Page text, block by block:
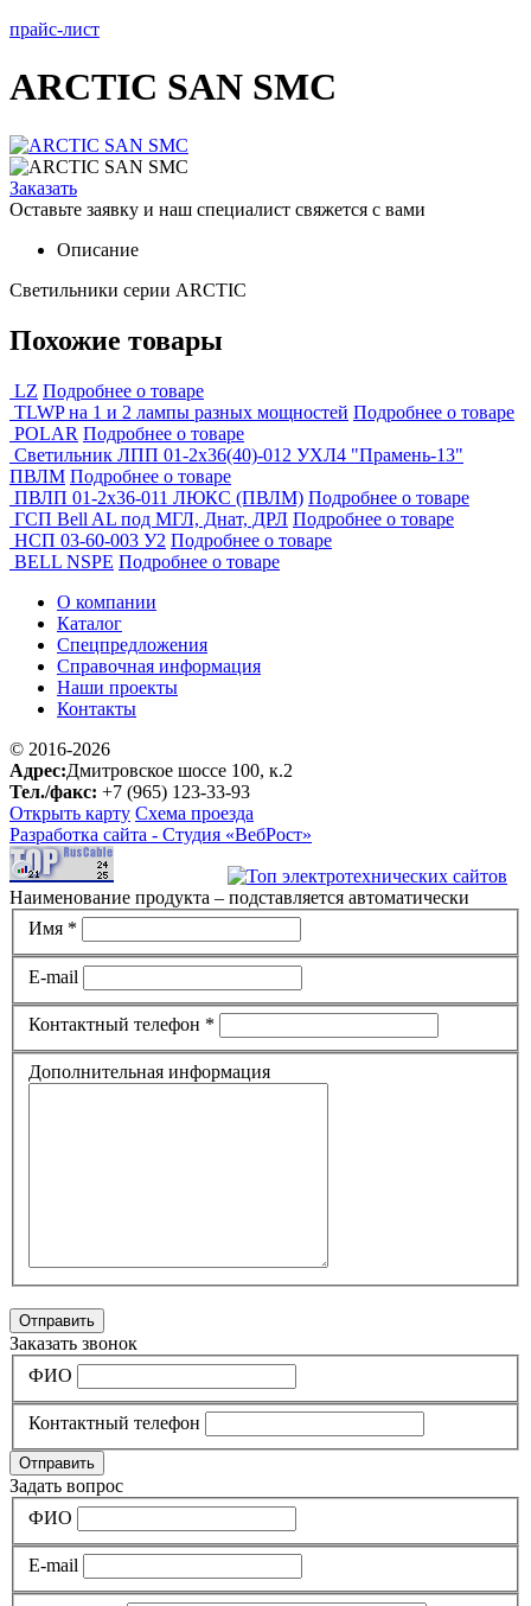
прайс-лист
ARCTIC SAN SMC
Заказать
Оставьте заявку и наш специалист свяжется с вами
Описание
Светильники серии ARCTIC
Похожие товары
LZ Подробнее о товаре
TLWP на 1 и 2 лампы разных мощностей Подробнее о товаре
POLAR Подробнее о товаре
Светильник ЛПП 01-2х36(40)-012 УХЛ4 "Прамень-13"
ПВЛМ Подробнее о товаре
ПВЛП 01-2x36-011 ЛЮКС (ПВЛМ) Подробнее о товаре
ГСП Bell AL под МГЛ, Днат, ДРЛ Подробнее о товаре
НСП 03-60-003 У2 Подробнее о товаре
BELL NSPE Подробнее о товаре
О компании
Каталог
Спецпредложения
Справочная информация
Наши проекты
Контакты
© 2016-2026
Адрес:Дмитровское шоссе 100, к.2
Тел./факс: +7 (965) 123-33-93
Открыть карту Схема проезда
Разработка сайта - Студия «ВебРост»
Наименование продукта – подставляется автоматически
Имя *
E-mail
Контактный телефон *
Дополнительная информация
Отправить
Заказать звонок
ФИО
Контактный телефон
Отправить
Задать вопрос
ФИО
E-mail